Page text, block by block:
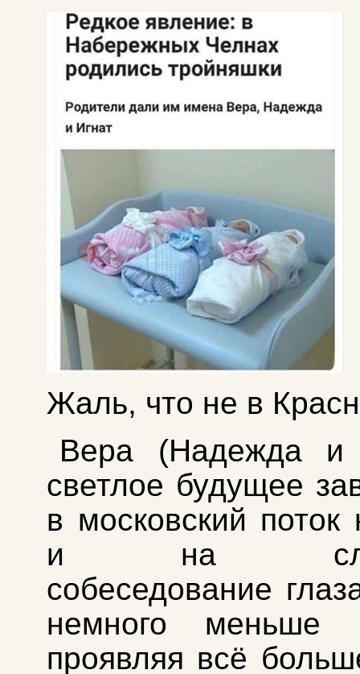
Жаль, что не в
Вера (Надежда и
светлое будущее
в московский поток
и на
собеседование
немного меньше
проявляя всё